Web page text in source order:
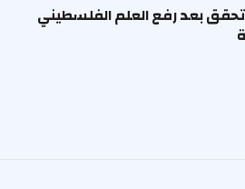
بعد رفع العلم الفلسطيني